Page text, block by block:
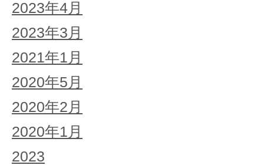
2023年4月
2023年3月
2021年1月
2020年5月
2020年2月
2020年1月
2023